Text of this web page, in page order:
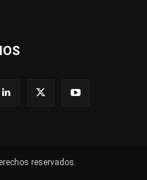
reservados.